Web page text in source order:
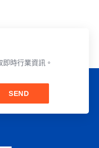
時行業資訊。
SEND